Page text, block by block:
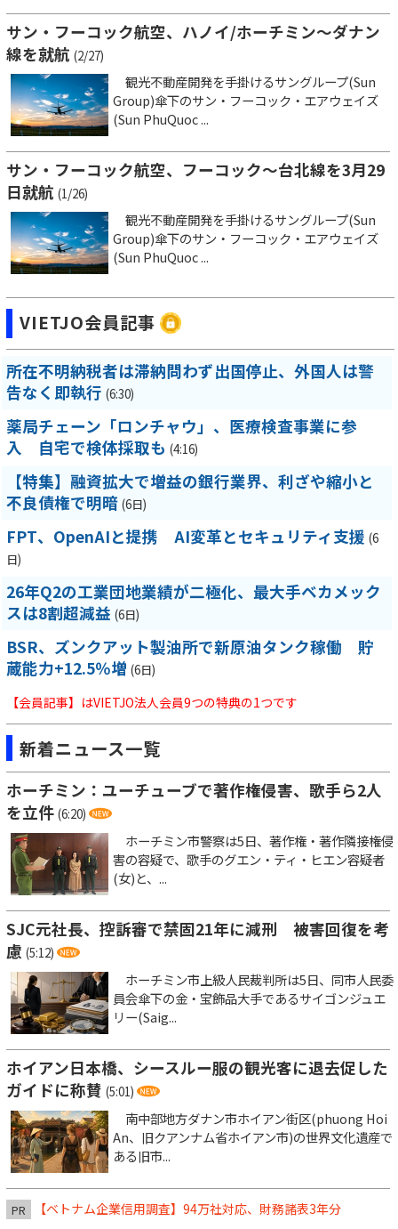
サン・フーコック航空、ハノイ/ホーチミン～ダナン
線を就航 (2/27)
観光不動産開発を手掛けるサングループ(Sun
Group)傘下のサン・フーコック・エアウェイズ
(Sun PhuQuoc ...
サン・フーコック航空、フーコック～台北線を3月29
日就航 (1/26)
観光不動産開発を手掛けるサングループ(Sun
Group)傘下のサン・フーコック・エアウェイズ
(Sun PhuQuoc ...
VIETJO会員記事
所在不明納税者は滞納問わず出国停止、外国人は警
告なく即執行 (6:30)
薬局チェーン「ロンチャウ」、医療検査事業に参
入 自宅で検体採取も (4:16)
【特集】融資拡大で増益の銀行業界、利ざや縮小と
不良債権で明暗 (6日)
FPT、OpenAIと提携 AI変革とセキュリティ支援 (6
日)
26年Q2の工業団地業績が二極化、最大手ベカメック
スは8割超減益 (6日)
BSR、ズンクアット製油所で新原油タンク稼働 貯
蔵能力+12.5％増 (6日)
【会員記事】はVIETJO法人会員9つの特典の1つです
新着ニュース一覧
ホーチミン：ユーチューブで著作権侵害、歌手ら2人
を立件 (6:20)
ホーチミン市警察は5日、著作権・著作隣接権侵
害の容疑で、歌手のグエン・ティ・ヒエン容疑者
(女)と、...
SJC元社長、控訴審で禁固21年に減刑 被害回復を考
慮 (5:12)
ホーチミン市上級人民裁判所は5日、同市人民委
員会傘下の金・宝飾品大手であるサイゴンジュエ
リー(Saig...
ホイアン日本橋、シースルー服の観光客に退去促した
ガイドに称賛 (5:01)
南中部地方ダナン市ホイアン街区(phuong Hoi
An、旧クアンナム省ホイアン市)の世界文化遺産で
ある旧市...
PR 【ベトナム企業信用調査】94万社対応、財務諸表3年分